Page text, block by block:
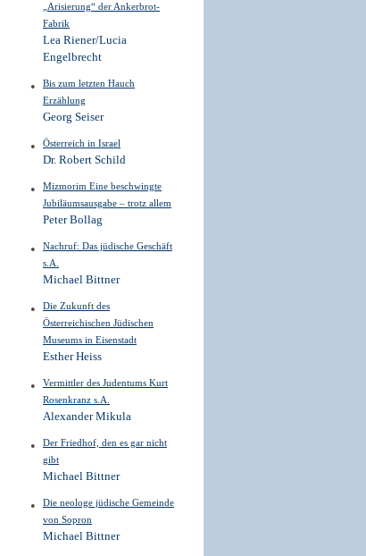
„Arisierung“ der Ankerbrot-
Fabrik
Lea Riener/Lucia
Engelbrecht
Bis zum letzten Hauch
Erzählung
Georg Seiser
Österreich in Israel
Dr. Robert Schild
Mizmorim Eine beschwingte
Jubiläumsausgabe – trotz allem
Peter Bollag
Nachruf: Das jüdische Geschäft
s.A.
Michael Bittner
Die Zukunft des
Österreichischen Jüdischen
Museums in Eisenstadt
Esther Heiss
Vermittler des Judentums Kurt
Rosenkranz s.A.
Alexander Mikula
Der Friedhof, den es gar nicht
gibt
Michael Bittner
Die neologe jüdische Gemeinde
von Sopron
Michael Bittner